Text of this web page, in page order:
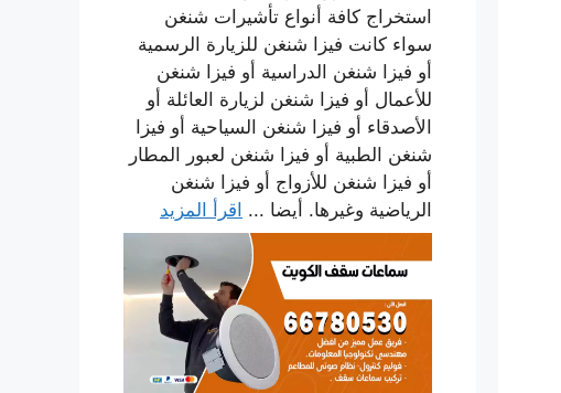
استخراج كافة أنواع تأشيرات شنغن
سواء كانت فيزا شنغن للزيارة الرسمية
أو فيزا شنغن الدراسية أو فيزا شنغن
للأعمال أو فيزا شنغن لزيارة العائلة أو
الأصدقاء أو فيزا شنغن السياحية أو فيزا
شنغن الطبية أو فيزا شنغن لعبور المطار
أو فيزا شنغن للأزواج أو فيزا شنغن
الرياضية وغيرها. أيضا ... اقرأ المزيد